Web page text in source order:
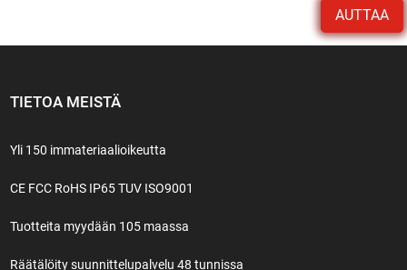
AUTTAA
TIETOA MEISTÄ
Yli 150 immateriaalioikeutta
CE FCC RoHS IP65 TUV ISO9001
Tuotteita myydään 105 maassa
Räätälöity suunnittelupalvelu 48 tunnissa